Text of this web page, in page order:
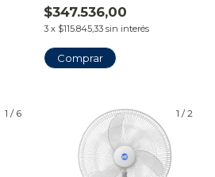
$347.536,00
3 x $115.845,33 sin interés
1 / 6 1 /2